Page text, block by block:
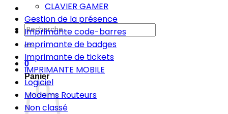
Recherche
pour :
0
Panier
CLAVIER GAMER
Gestion de la présence
Imprimante code-barres
Imprimante de badges
Imprimante de tickets
IMPRIMANTE MOBILE
Logiciel
Modems Routeurs
Non classé